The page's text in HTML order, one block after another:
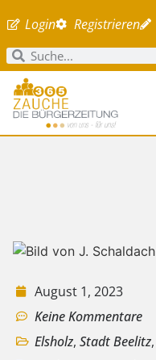
Login Registrieren
August 1, 2023
Keine Kommentare
Elsholz, Stadt Beelitz,